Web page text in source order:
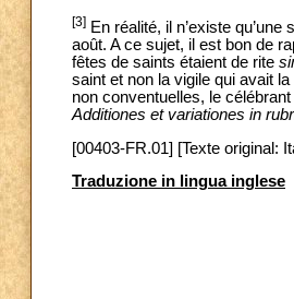
[3] En réalité, il n’existe qu’une
août. A ce sujet, il est bon de
fêtes de saints étaient de rite
saint et non la vigile qui avait
non conventuelles, le
Additiones et variationes in
[00403-FR.01] [Texte original:
Traduzione in lingua inglese